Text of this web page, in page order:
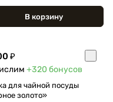
В корзину
₽
+320 бонусов
для чайной посуды
золото»